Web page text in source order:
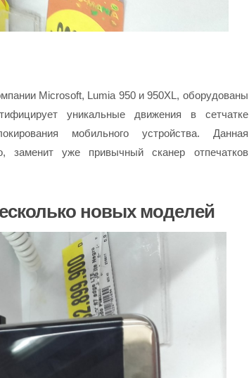
Microsoft, Lumia 950 и 950XL, оборудованы
уникальные движения в сетчатке
мобильного устройства. Данная
заменит уже привычный сканер отпечатков
новых моделей